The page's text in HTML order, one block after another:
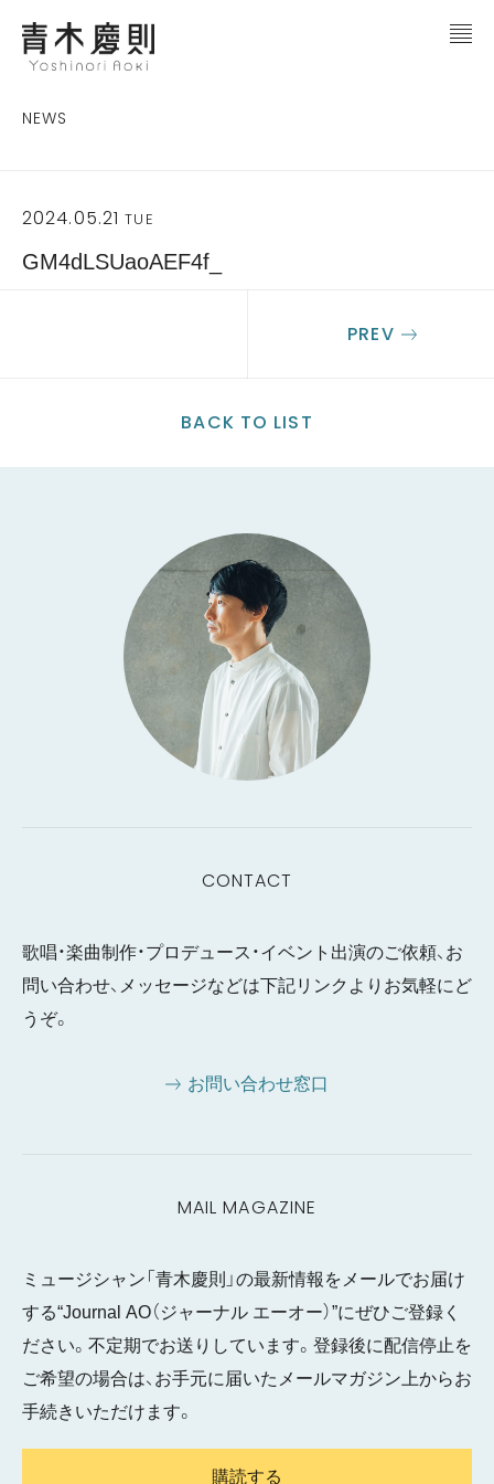
NEWS
2024.05.21TUE
GM4dLSUaoAEF4f_
BACK TO LIST
PREV
CONTACT
歌唱・楽曲制作・プロデュース・イベント出演のご依頼、お
問い合わせ、メッセージなどは下記リンクよりお気軽にど
うぞ。
お問い合わせ窓口
MAIL MAGAZINE
ミュージシャン「青木慶則」の最新情報をメールでお届け
する“Journal AO（ジャーナル エーオー）”にぜひご登録く
ださい。不定期でお送りしています。登録後に配信停止を
ご希望の場合は、お手元に届いたメールマガジン上からお
手続きいただけます。
購読する